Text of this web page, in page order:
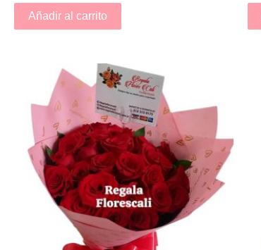
Añadir al carrito